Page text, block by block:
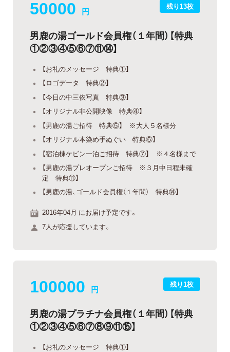
残り13枚
50000 円
男鹿の湯ゴールド会員権（１年間）【特典
①②③④⑤⑥⑦⑪⑭】
【お礼のメッセージ 特典①】
【ロゴデータ 特典②】
【今日の中三依写真 特典③】
【オリジナル非公開映像 特典④】
【男鹿の湯ご招待 特典⑤】 ※大人５名様分
【オリジナル本染め手ぬぐい 特典⑥】
【宿泊棟ケビン一泊ご招待 特典⑦】 ※４名様まで
【男鹿の湯プレオープンご招待 ※３月中日程未確
定 特典⑪】
【男鹿の湯、ゴールド会員権（１年間） 特典⑭】
2016年04月 にお届け予定です。
7人が応援しています。
残り1枚
100000 円
男鹿の湯プラチナ会員権（１年間）【特典
①②③④⑤⑥⑦⑧⑨⑪⑮】
【お礼のメッセージ 特典①】